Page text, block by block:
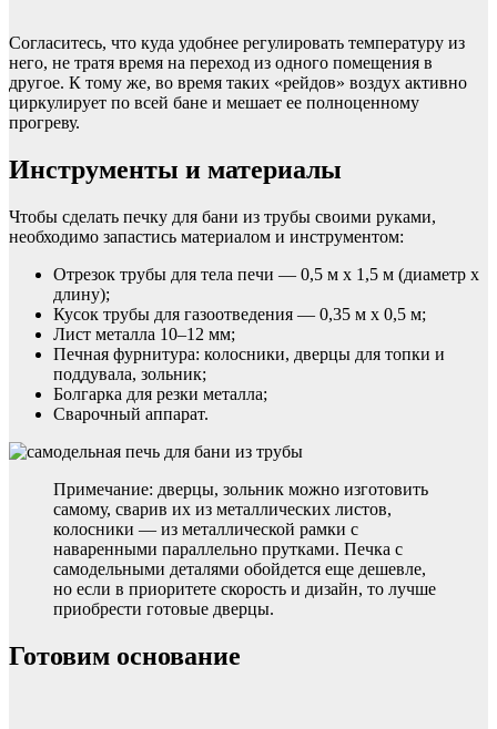
Согласитесь, что куда удобнее регулировать температуру из
него, не тратя время на переход из одного помещения в
другое. К тому же, во время таких «рейдов» воздух активно
циркулирует по всей бане и мешает ее полноценному
прогреву.
Инструменты и материалы
Чтобы сделать печку для бани из трубы своими руками,
необходимо запастись материалом и инструментом:
Отрезок трубы для тела печи — 0,5 м х 1,5 м (диаметр х
длину);
Кусок трубы для газоотведения — 0,35 м х 0,5 м;
Лист металла 10–12 мм;
Печная фурнитура: колосники, дверцы для топки и
поддувала, зольник;
Болгарка для резки металла;
Сварочный аппарат.
Примечание: дверцы, зольник можно изготовить
самому, сварив их из металлических листов,
колосники — из металлической рамки с
наваренными параллельно прутками. Печка с
самодельными деталями обойдется еще дешевле,
но если в приоритете скорость и дизайн, то лучше
приобрести готовые дверцы.
Готовим основание